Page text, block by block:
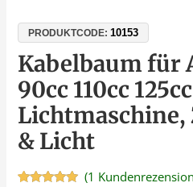
PRODUKTCODE:10153
Kabelbaum für
90cc 110cc
Lichtmaschine,
& Licht
(1